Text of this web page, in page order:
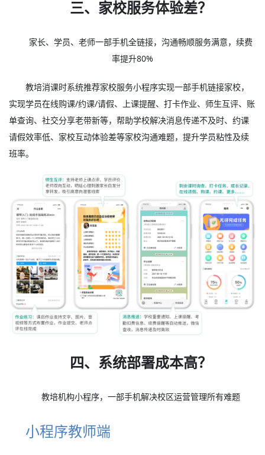
三、家校服务体验差？
家长、学员、老师一部手机全链接，沟通畅顺服务满意，续费
率提升80%
教培消课时系统推荐家校服务小程序实现一部手机链接家校，
实现学员在线购课/约课/请假、上课提醒、打卡作业、师生互评、账
单查询、社交分享老带新等，帮助学校解决消息传递不及时、约课
请假效率低、家校互动体验差等家校沟通难题，提升学员粘性及续
班率。
四、系统部署成本高？
教培机构小程序，一部手机解决校区运营管理所有难题
小程序教师端